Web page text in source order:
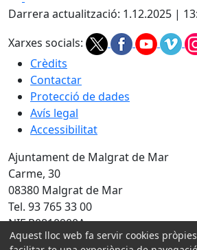
Darrera actualització: 1.12.2025 |
Xarxes socials:
Crèdits
Contactar
Protecció de dades
Avís legal
Accessibilitat
Ajuntament de Malgrat de Mar
Carme, 30
08380 Malgrat de Mar
Tel. 93 765 33 00
NIF P0810900A
Aquest lloc web fa servir cookies